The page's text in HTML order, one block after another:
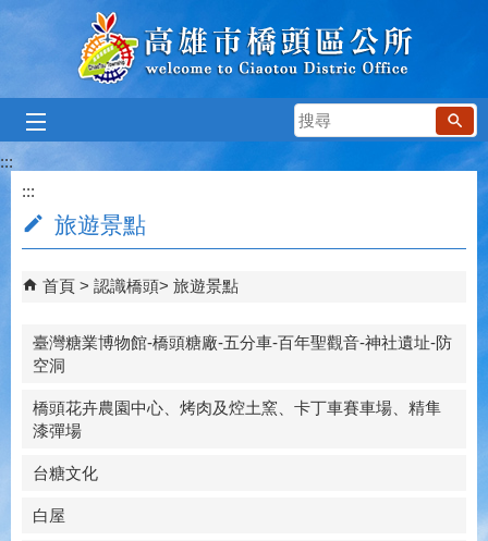
跳到主要內容區塊
搜
尋
:::
:::
旅遊景點
首頁 認識橋頭 旅遊景點
臺灣糖業博物館-橋頭糖廠-五分車-百年聖觀音-神社遺址-防
空洞
橋頭花卉農園中心、烤肉及焢土窯、卡丁車賽車場、精隼
漆彈場
台糖文化
白屋